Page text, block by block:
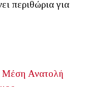
περιθώρια για
Μέση Ανατολή